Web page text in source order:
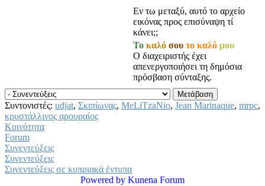
Εν τω μεταξύ, αυτό το αρχείο
εικόνας προς επισύναψη τί
κάνει;;
Το καλό σου το καλό μου
Ο διαχειριστής έχει
απενεργοποιήσει τη δημόσια
πρόσβαση σύνταξης.
Συντονιστές: udjat, Σκιπίωνας, MeLiTzaNio, Jean Marinaque, mrpc,
κρυστάλλινος αρουραίος
Κοινότητα
Forum
Συνεντεύξεις
Συνεντεύξεις
Συνεντεύξεις σε κυπριακά έντυπα
Powered by Kunena Forum